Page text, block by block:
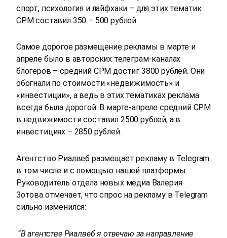
спорт, психология и лайфхаки – для этих тематик
CPM составил 350 – 500 рублей.
Самое дорогое размещение рекламы в марте и
апреле было в авторских телеграм-каналах
блогеров – средний CPM достиг 3800 рублей. Они
обогнали по стоимости «недвижимость» и
«инвестиции», а ведь в этих тематиках реклама
всегда была дорогой. В марте-апреле средний CPM
в недвижимости составил 2500 рублей, а в
инвестициях – 2850 рублей.
Агентство Риалвеб размещает рекламу в Telegram
в том числе и с помощью нашей платформы.
Руководитель отдела новых медиа Валерия
Зотова отмечает, что спрос на рекламу в Telegram
сильно изменился:
“В агентстве Риалвеб я отвечаю за направление